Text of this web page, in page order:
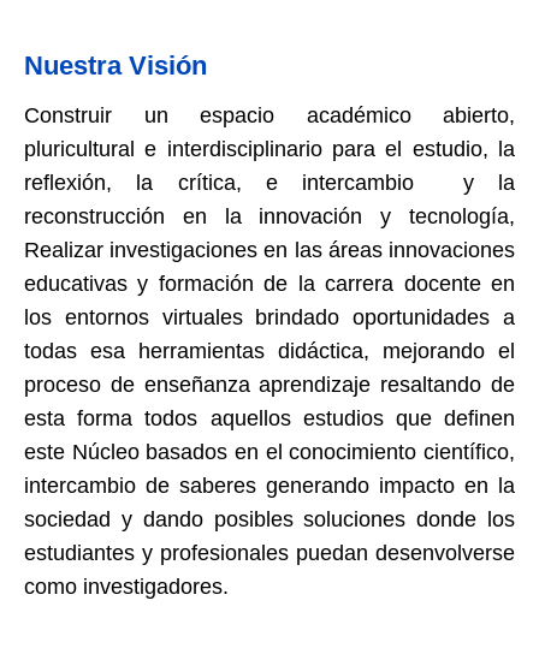
Nuestra Visión
Construir un espacio académico abierto,
pluricultural e interdisciplinario para el estudio, la
reflexión, la crítica, e intercambio y la
reconstrucción en la innovación y tecnología,
Realizar investigaciones en las áreas innovaciones
educativas y formación de la carrera docente en
los entornos virtuales brindado oportunidades a
todas esa herramientas didáctica, mejorando el
proceso de enseñanza aprendizaje resaltando de
esta forma todos aquellos estudios que definen
este Núcleo basados en el conocimiento científico,
intercambio de saberes generando impacto en la
sociedad y dando posibles soluciones donde los
estudiantes y profesionales puedan desenvolverse
como investigadores.